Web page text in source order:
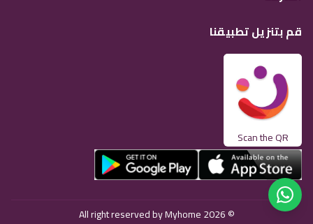
قم بتنزيل تطبيقنا
Scan the QR
© 2026 All right reserved by Myhome